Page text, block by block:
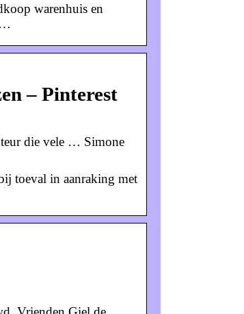
warenhuis en
– Pinterest
die vele … Simone
toeval in aanraking met